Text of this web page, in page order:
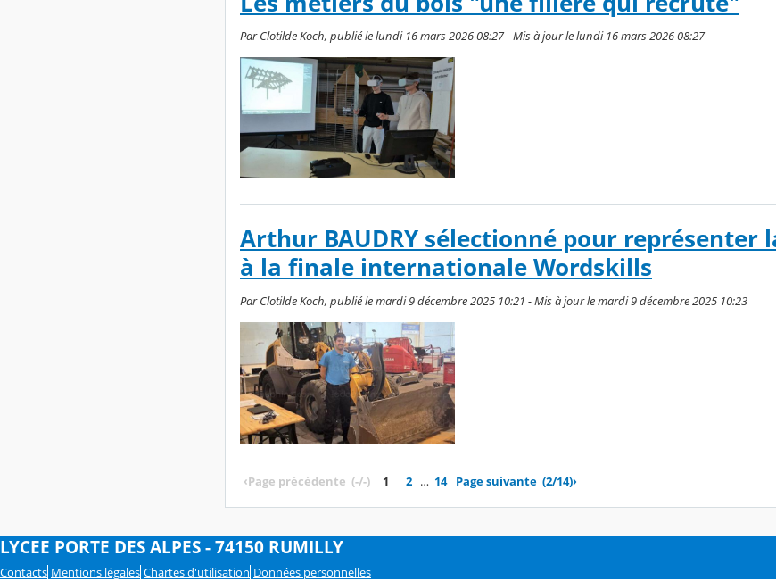
Par Clotilde Koch, publié le lundi 16 mars 2026 08:27 - Mis à jour le lundi 16 mars 2026 08:27
Arthur BAUDRY sélectionné pour représenter
à la finale internationale Wordskills
Par Clotilde Koch, publié le mardi 9 décembre 2025 10:21 - Mis à jour le mardi 9 décembre 2025 10:23
‹Page précédente (-/-) 1 2 … 14 Page suivante (2/14)›
LYCEE PORTE DES ALPES - 74150 RUMILLY
Contacts Mentions légales Chartes d'utilisation Données personnelles